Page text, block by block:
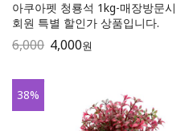
아쿠아펫 청룡석 1kg-매장방문시
회원 특별 할인가 상품입니다.
6,000 4,000원
38%